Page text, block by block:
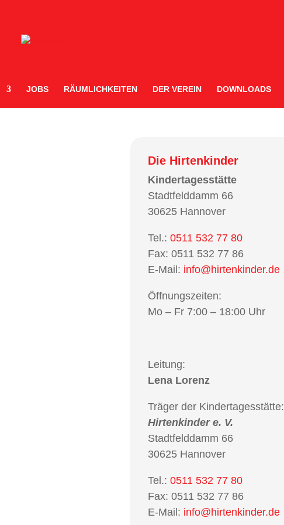
JOBS RÄUMLICHKEITEN DER VEREIN DOWNLOADS
Die Hirtenkinder
Kindertagesstätte
Stadtfelddamm 66
30625 Hannover
Tel.: 0511 532 77 80
Fax: 0511 532 77 86
E-Mail: info@hirtenkinder.de
Öffnungszeiten:
Mo – Fr 7:00 – 18:00 Uhr
Leitung:
Lena Lorenz
Träger der Kindertagesstätte:
Hirtenkinder e. V.
Stadtfelddamm 66
30625 Hannover
Tel.: 0511 532 77 80
Fax: 0511 532 77 86
E-Mail: info@hirtenkinder.de